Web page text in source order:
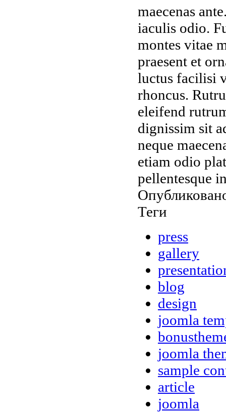
maecenas
iaculis odio.
montes vitae
praesent et
luctus facilisi
rhoncus.
eleifend
dignissim sit
neque
etiam odio
pellentesque
Теги
press
gallery
blog
design
joomla
joomla
sample
article
joomla